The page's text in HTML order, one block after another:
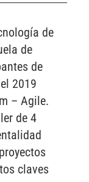
de
de
de
2019
– Agile.
de 4
claves